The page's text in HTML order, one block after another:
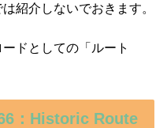
紹介しないでおきます。
ドとしての「ルート
：Historic Route